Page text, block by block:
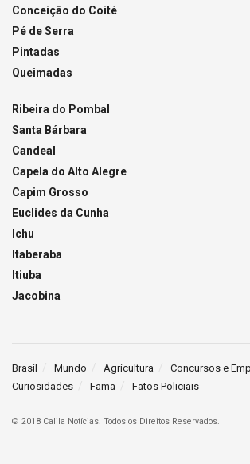
Conceição do Coité
Pé de Serra
Pintadas
Queimadas
Ribeira do Pombal
Santa Bárbara
Candeal
Capela do Alto Alegre
Capim Grosso
Euclides da Cunha
Ichu
Itaberaba
Itiuba
Jacobina
Brasil Mundo Agricultura
Concursos e
Curiosidades
Fama Fatos Policiais
© 2018 Calila Notícias. Todos os Direitos Reservados.